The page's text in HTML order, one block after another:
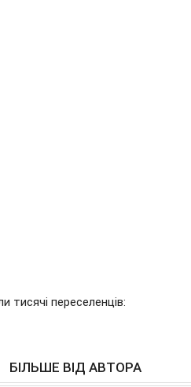
тисячі переселенців:
БІЛЬШЕ ВІД АВТОРА